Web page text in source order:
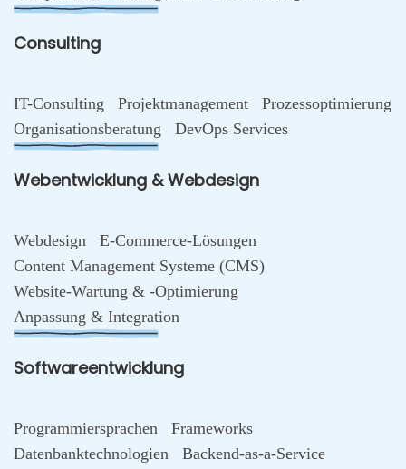
Consulting
IT-Consulting Projektmanagement
Prozessoptimierung
Organisationsberatung
DevOps Services
Webentwicklung & Webdesign
Webdesign
E-Commerce-Lösungen
Content Management Systeme (CMS)
Website-Wartung & -Optimierung
Anpassung & Integration
Softwareentwicklung
Programmiersprachen
Frameworks
Datenbanktechnologien
Backend-as-a-Service